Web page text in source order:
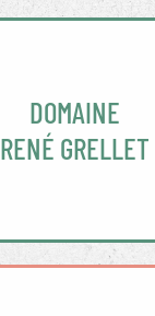
DOMAINE
RENÉ GRELLET